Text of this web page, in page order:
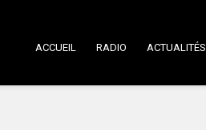
ACCUEIL RADIO ACTUALITÉS